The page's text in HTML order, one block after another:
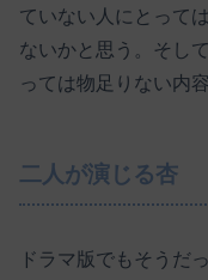
ていない人にとって
ないかと思う。そし
っては物足りない内
二人が演じる杏
ドラマ版でもそうだ